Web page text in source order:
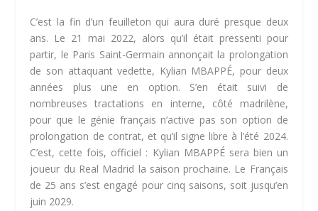
C’est la fin d’un feuilleton qui aura duré presque deux
ans. Le 21 mai 2022, alors qu’il était pressenti pour
partir, le Paris Saint-Germain annonçait la prolongation
de son attaquant vedette, Kylian MBAPPÉ, pour deux
années plus une en option. S’en était suivi de
nombreuses tractations en interne, côté madrilène,
pour que le génie français n’active pas son option de
prolongation de contrat, et qu’il signe libre à l’été 2024.
C’est, cette fois, officiel : Kylian MBAPPÉ sera bien un
joueur du Real Madrid la saison prochaine. Le Français
de 25 ans s’est engagé pour cinq saisons, soit jusqu’en
juin 2029.